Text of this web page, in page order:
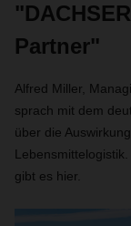
Partner"
Alfred Miller,
sprach mit dem
über die
gibt es hier.